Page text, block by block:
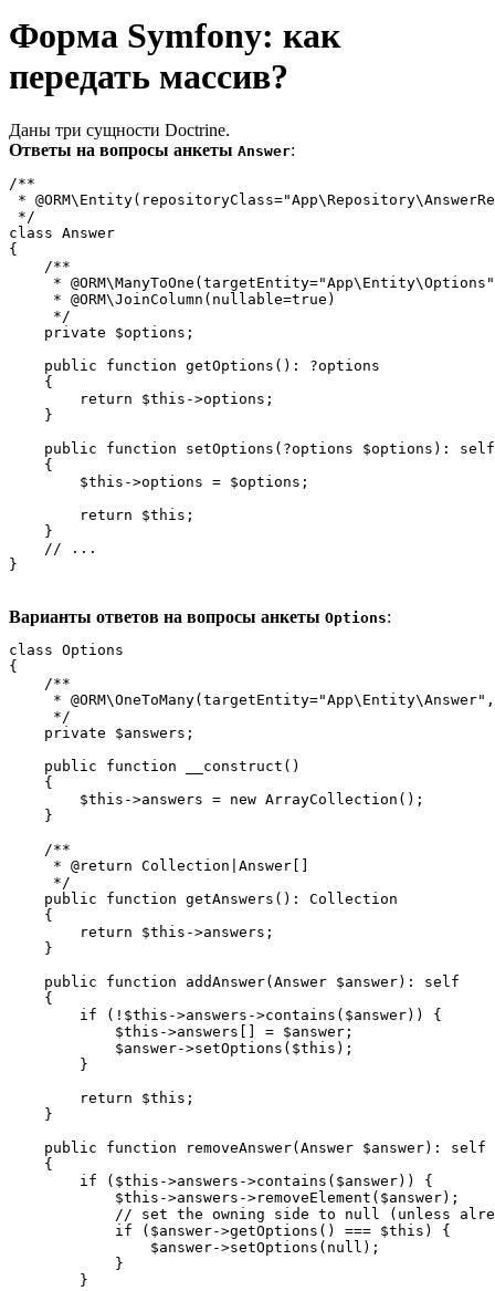
Форма Symfony: как
передать массив?
Даны три сущности Doctrine.
Ответы на вопросы анкеты Answer:
/**
*
*/
class Answer
{
    /**
*
     * @ORM\JoinColumn(nullable=true)
     */
    private $options;
    public function getOptions(): ?options
    {
        return $this->options;
    }
    public function setOptions(?options $options): self
    {
        $this->options = $options;
        return $this;
    }
    // ...
}
Варианты ответов на вопросы анкеты Options:
class Options
{
    /**
*
     */
    private $answers;
    public function __construct()
    {
        $this->answers = new ArrayCollection();
    }
    /**
     * @return Collection|Answer[]
     */
    public function getAnswers(): Collection
    {
        return $this->answers;
    }
    public function addAnswer(Answer $answer): self
    {
        if (!$this->answers->contains($answer)) {
            $this->answers[] = $answer;
            $answer->setOptions($this);
        }
        return $this;
    }
    public function removeAnswer(Answer $answer): self
    {
        if ($this->answers->contains($answer)) {
            $this->answers->removeElement($answer);
// set the owning side to null (unless
            if ($answer->getOptions() === $this) {
                $answer->setOptions(null);
            }
        }